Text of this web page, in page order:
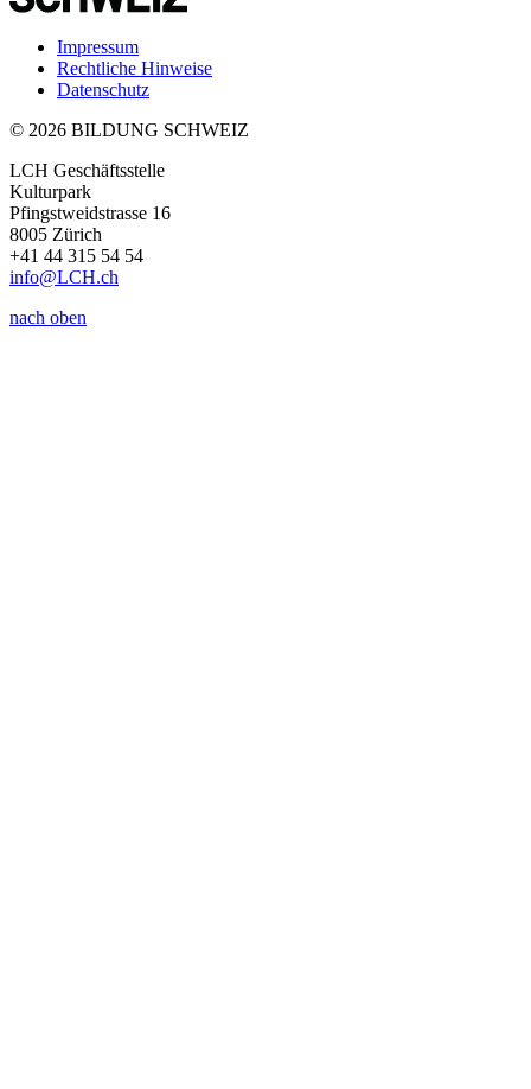
Impressum
Rechtliche Hinweise
Datenschutz
© 2026 BILDUNG SCHWEIZ
LCH Geschäftsstelle
Kulturpark
Pfingstweidstrasse 16
8005 Zürich
+41 44 315 54 54
info@LCH.ch
nach oben